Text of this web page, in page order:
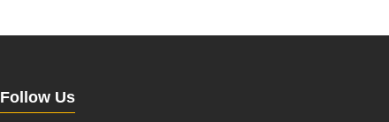
Follow Us